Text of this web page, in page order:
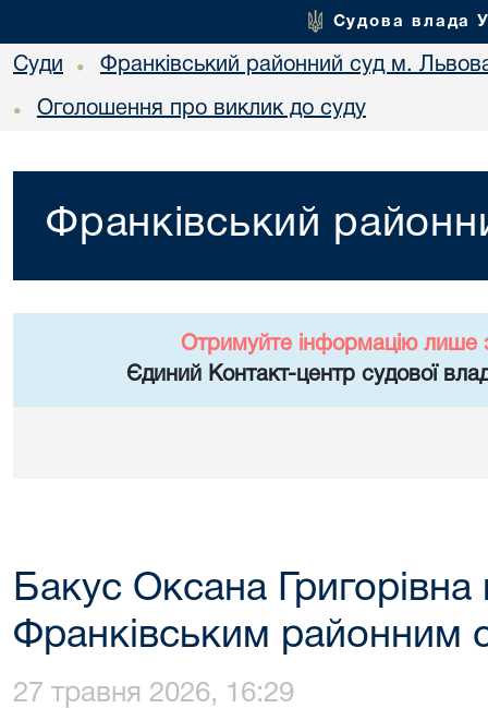
Судова влада
Суди • Франківський районний суд м.
• Оголошення про виклик до суду
Франківський
Отримуйте інформацію лише
Єдиний Контакт-центр судової
Бакус Оксана Григорівна
Франківським районним
27 травня 2026, 16:29